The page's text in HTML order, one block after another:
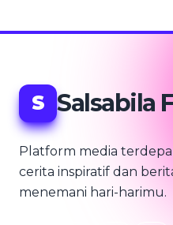
S Salsabila
Platform media
cerita inspiratif dan
menemani hari-harimu.